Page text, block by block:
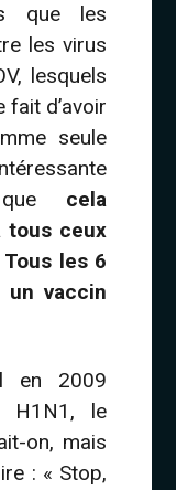
que les
les virus
lesquels
fait d’avoir
seule
que cela
tous ceux
les 6
un vaccin
en 2009
H1N1, le
on, mais
: « Stop,